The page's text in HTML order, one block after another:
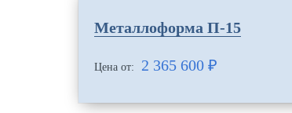
Металлоформа П-15
Цена от: 2 365 600 ₽